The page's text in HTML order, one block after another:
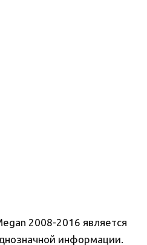
2008-2016 является
информации.